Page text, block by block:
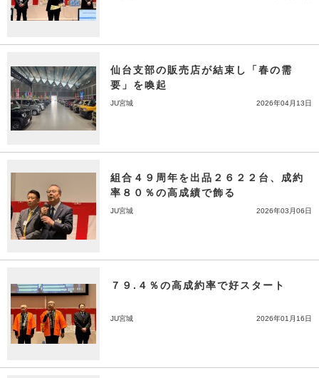
仙台支部の販売店が結束し「春の需
要」を喚起
JU宮城 2026年04月13日
組合４９周年を出品２６２２台、成約
率８０％の高成績で飾る
JU宮城 2026年03月06日
７９.４％の高成約率で好スタート
JU宮城 2026年01月16日